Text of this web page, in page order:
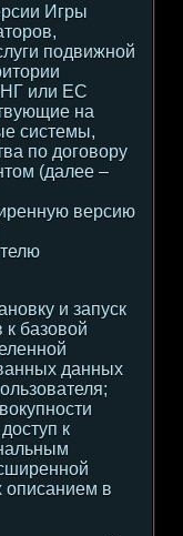
Игры
подвижной
или ЕС
на
системы,
по договору
(далее –
версию
и запуск
базовой
данных
к
описанием в